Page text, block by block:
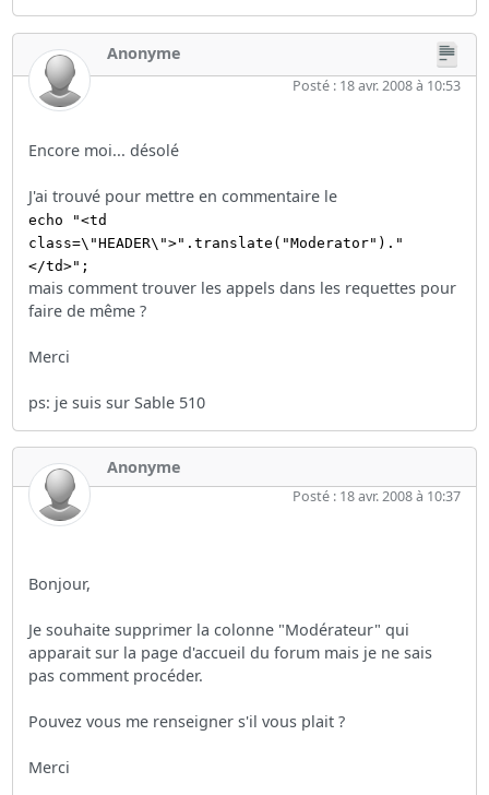
Anonyme
Posté : 18 avr. 2008 à 10:53
Encore moi... désolé
J'ai trouvé pour mettre en commentaire le
echo "<td
class=\"HEADER\">".translate("Moderator")."
</td>";
mais comment trouver les appels dans les requettes pour
faire de même ?
Merci
ps: je suis sur Sable 510
Anonyme
Posté : 18 avr. 2008 à 10:37
Bonjour,
Je souhaite supprimer la colonne "Modérateur" qui
apparait sur la page d'accueil du forum mais je ne sais
pas comment procéder.
Pouvez vous me renseigner s'il vous plait ?
Merci